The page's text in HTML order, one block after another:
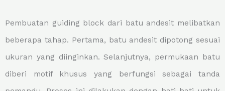
Pembuatan guiding block dari batu andesit melibatkan
beberapa tahap. Pertama, batu andesit dipotong sesuai
ukuran yang diinginkan. Selanjutnya, permukaan batu
diberi motif khusus yang berfungsi sebagai tanda